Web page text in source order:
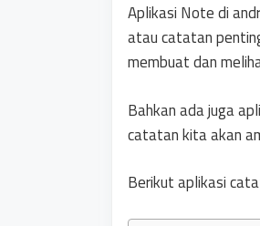
Aplikasi Note di
atau catatan
membuat dan
Bahkan ada juga
catatan kita akan
Berikut aplikasi